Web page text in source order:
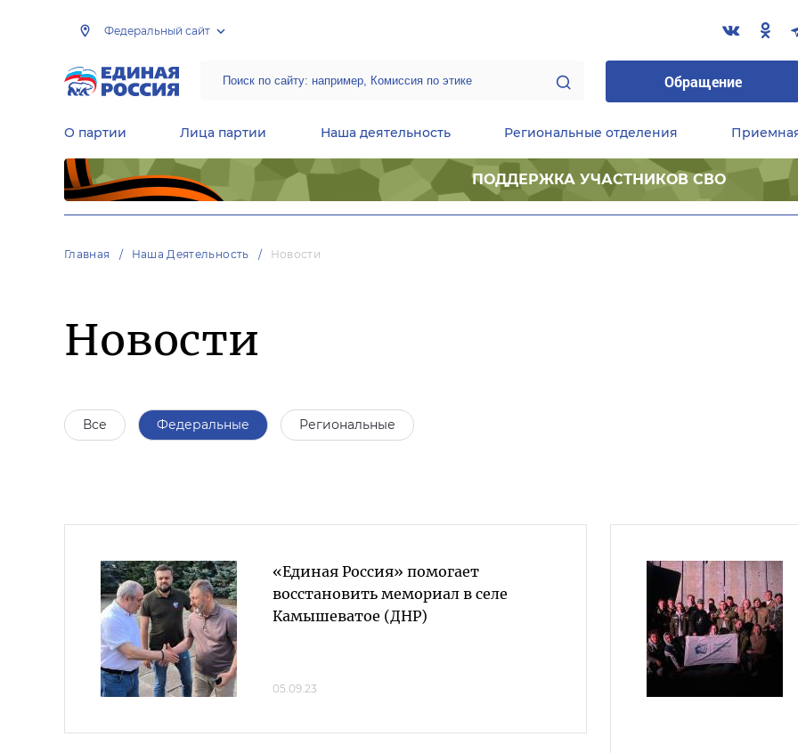
Федеральный сайт
Обращение
О партии Лица партии Наша деятельность Региональные отделения
ПОДДЕРЖКА УЧАСТНИКОВ СВО
Главная Наша Деятельность Новости
Новости
Все Федеральные Региональные
«Единая Россия» помогает
восстановить мемориал в селе
Камышеватое (ДНР)
05.09.23